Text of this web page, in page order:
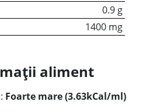
0.9 g
1400 mg
aliment
Foarte mare (3.63kCal/ml)